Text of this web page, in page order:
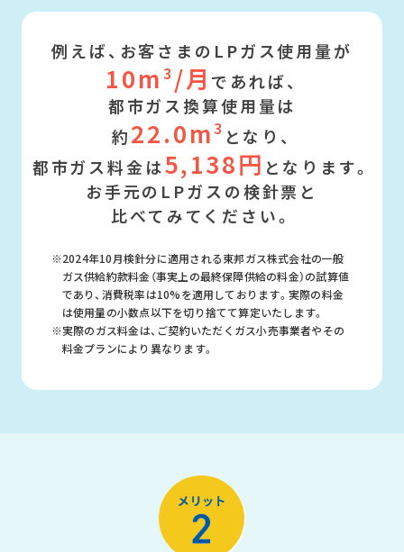
例えば、お客さまのLPガス使用量が
10m 3 /月 であれば、
都市ガス換算使用量は
約22.0m3 となり、
都市ガス料金は5,138円 となります。
お手元のLPガスの検針票と
比べてみてください。
※2024年10月検針分に適用される東邦ガス株式会社の一般
ガス供給約款料金（事実上の最終保障供給の料金）の試算値
であり、消費税率は10%を適用しております。実際の料金
は使用量の小数点以下を切り捨てて算定いたします。
※実際のガス料金は、ご契約いただくガス小売事業者やその
料金プランにより異なります。